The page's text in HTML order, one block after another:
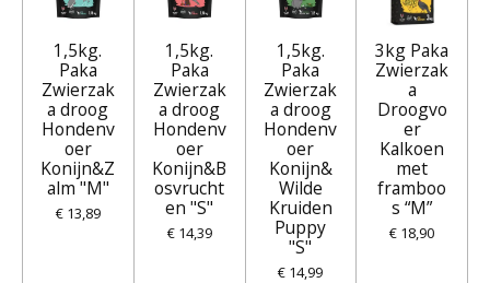
1,5kg.
Paka
Zwierzak
a droog
Hondenv
oer
Konijn&Z
alm "M"
€ 13,89
1,5kg.
Paka
Zwierzak
a droog
Hondenv
oer
Konijn&B
osvrucht
en "S"
€ 14,39
1,5kg.
Paka
Zwierzak
a droog
Hondenv
oer
Konijn&
Wilde
Kruiden
Puppy
"S"
€ 14,99
3kg Paka
Zwierzak
a
Droogvo
er
Kalkoen
met
framboo
s “M”
€ 18,90